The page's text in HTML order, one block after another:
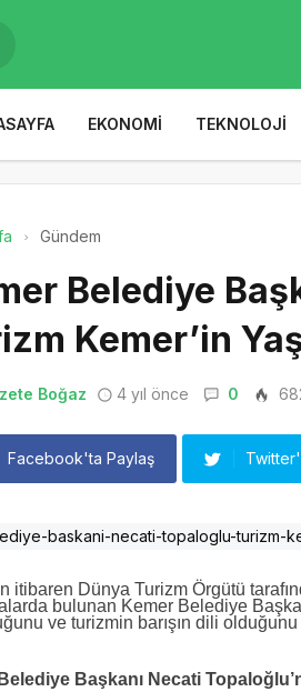
EKONOMI TEKNOLOJI
Gündem
Belediye
Kemer’in
Boğaz 4 yıl önce 0
Facebook'ta Paylaş
itibaren Dünya Turizm Örgütü
bulunan Kemer Belediye
ve turizmin barışın dili
Başkanı Necati